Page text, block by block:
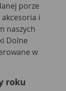
porze
i
naszych
Dolne
w
roku